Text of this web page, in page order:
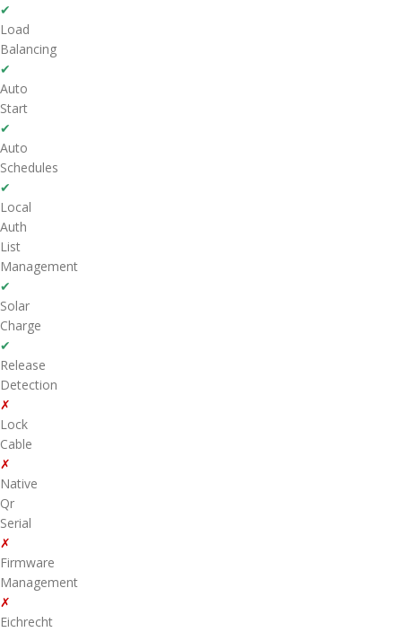
✔
Load
Balancing
✔
Auto
Start
✔
Auto
Schedules
✔
Local
Auth
List
Management
✔
Solar
Charge
✔
Release
Detection
✗
Lock
Cable
✗
Native
Qr
Serial
✗
Firmware
Management
✗
Eichrecht